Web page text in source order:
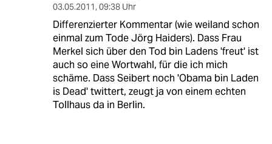
03.05.2011, 09:38 Uhr
Differenzierter Kommentar (wie weiland schon
einmal zum Tode Jörg Haiders). Dass Frau
Merkel sich über den Tod bin Ladens 'freut' ist
auch so eine Wortwahl, für die ich mich
schäme. Dass Seibert noch 'Obama bin Laden
is Dead' twittert, zeugt ja von einem echten
Tollhaus da in Berlin.